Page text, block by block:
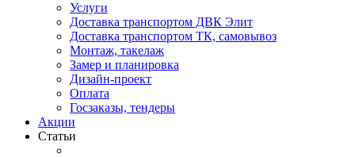
Услуги
Доставка транспортом ДВК Элит
Доставка транспортом ТК, самовывоз
Монтаж, такелаж
Замер и планировка
Дизайн-проект
Оплата
Госзаказы, тендеры
Акции
Статьи